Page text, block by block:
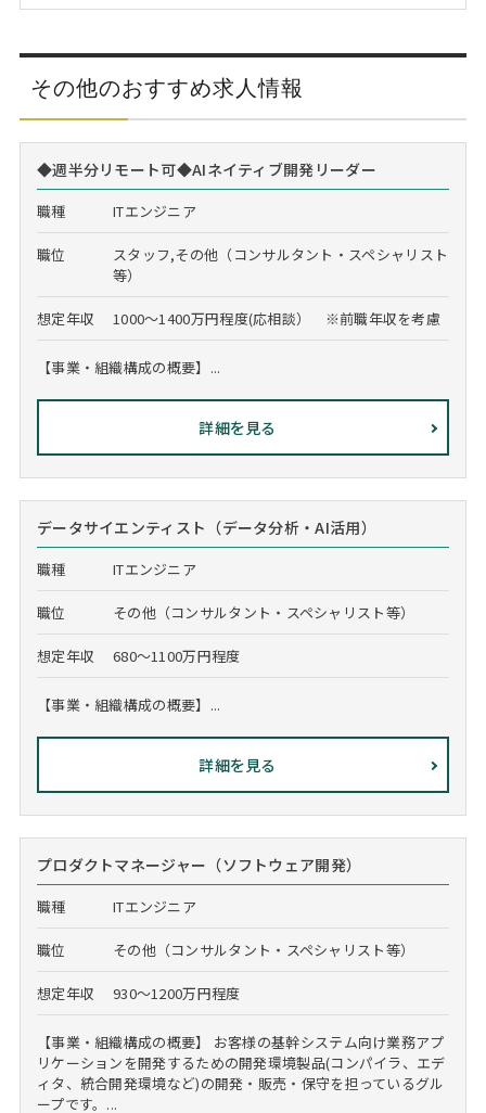
その他のおすすめ求人情報
◆週半分リモート可◆AIネイティブ開発リーダー
職種 ITエンジニア
職位
スタッフ,その他（コンサルタント・スペシャリスト
等）
想定年収 1000～1400万円程度(応相談） ※前職年収を考慮
【事業・組織構成の概要】...
詳細を見る
データサイエンティスト（データ分析・AI活用）
職種 ITエンジニア
職位 その他（コンサルタント・スペシャリスト等）
想定年収 680～1100万円程度
【事業・組織構成の概要】...
詳細を見る
プロダクトマネージャー（ソフトウェア開発）
職種 ITエンジニア
職位 その他（コンサルタント・スペシャリスト等）
想定年収 930～1200万円程度
【事業・組織構成の概要】 お客様の基幹システム向け業務アプ
リケーションを開発するための開発環境製品(コンパイラ、エデ
ィタ、統合開発環境など)の開発・販売・保守を担っているグル
ープです。...